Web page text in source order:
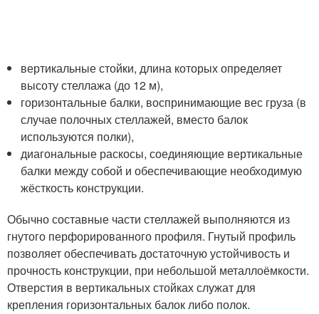
вертикальные стойки, длина которых определяет
высоту стеллажа (до 12 м),
горизонтальные балки, воспринимающие вес груза (в
случае полочных стеллажей, вместо балок
используются полки),
диагональные раскосы, соединяющие вертикальные
балки между собой и обеспечивающие необходимую
жёсткость конструкции.
Обычно составные части стеллажей выполняются из
гнутого перфорированного профиля. Гнутый профиль
позволяет обеспечивать достаточную устойчивость и
прочность конструкции, при небольшой металлоёмкости.
Отверстия в вертикальных стойках служат для
крепления горизонтальных балок либо полок.